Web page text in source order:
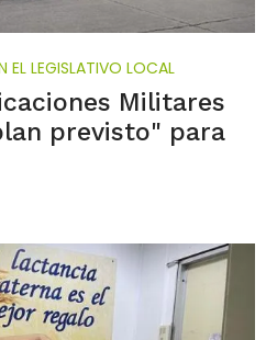
EL LEGISLATIVO LOCAL
Militares
previsto" para